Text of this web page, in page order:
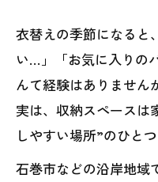
衣替えの季節になると
い…」「お気に入りの
んて経験はありません
実は、収納スペースは
しやすい場所”のひとつ
石巻市などの沿岸地域